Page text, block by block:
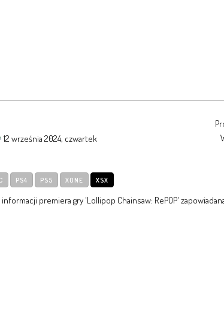
12 września 2024, czwartek
PS4 PS5 XONE XSX
premiera gry 'Lollipop Chainsaw: RePOP'